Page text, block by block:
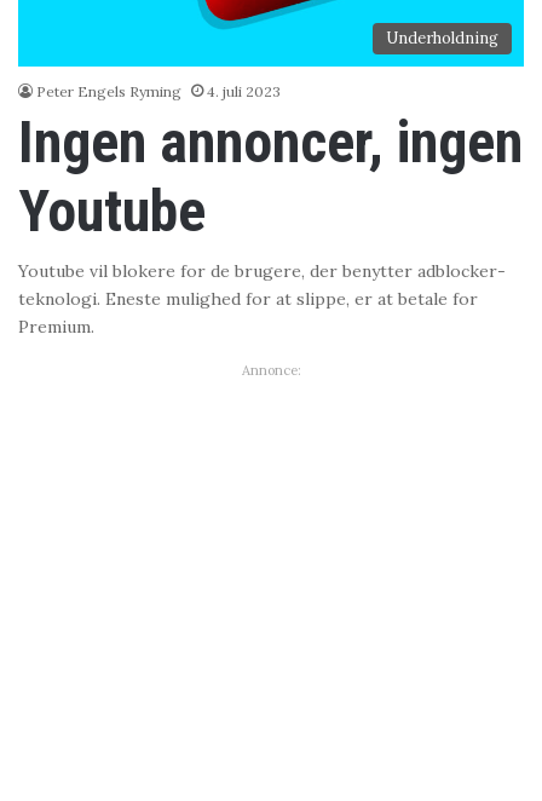
Underholdning
Peter Engels Ryming 4. juli 2023
Ingen annoncer, ingen
Youtube
Youtube vil blokere for de brugere, der benytter adblocker-
teknologi. Eneste mulighed for at slippe, er at betale for
Premium.
Annonce: